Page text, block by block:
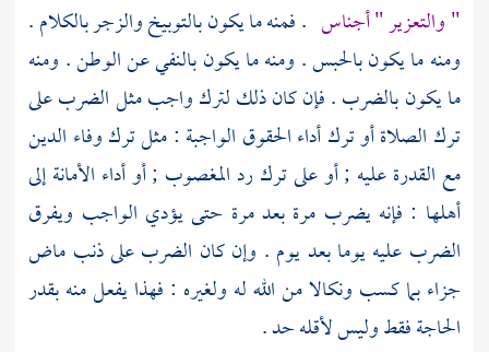
" والتعزير " أجناس . فمنه ما يكون بالتوبيخ والزجر بالكلام .
ومنه ما يكون بالحبس . ومنه ما يكون بالنفي عن الوطن . ومنه
ما يكون بالضرب . فإن كان ذلك لترك واجب مثل الضرب على
ترك الصلاة أو ترك أداء الحقوق الواجبة : مثل ترك وفاء الدين
مع القدرة عليه ; أو على ترك رد المغصوب ; أو أداء الأمانة إلى
أهلها : فإنه يضرب مرة بعد مرة حتى يؤدي الواجب ويفرق
الضرب عليه يوما بعد يوم . وإن كان الضرب على ذنب ماض
جزاء بما كسب ونكالا من الله له ولغيره : فهذا يفعل منه بقدر
الحاجة فقط وليس لأقله حد .